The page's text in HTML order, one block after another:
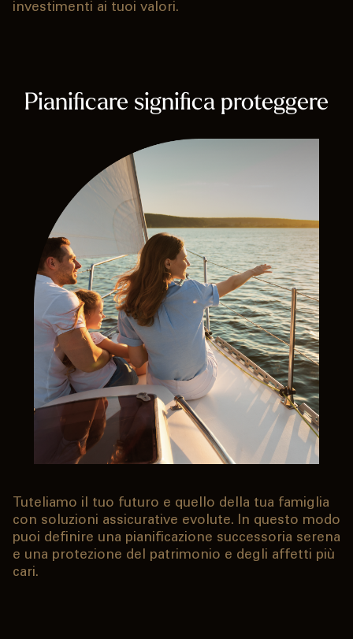
investimenti ai tuoi valori.
Pianificare significa proteggere
Tuteliamo il tuo futuro e quello della tua famiglia
con soluzioni assicurative evolute. In questo modo
puoi definire una pianificazione successoria serena
e una protezione del patrimonio e degli affetti più
cari.